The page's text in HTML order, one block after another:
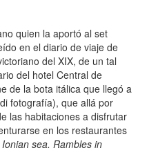
quien la aportó al set
en el diario de viaje de
del XIX, de un tal
del hotel Central de
de la bota itálica que llegó a
fotografía), que allá por
las habitaciones a disfrutar
en los restaurantes
sea. Rambles in